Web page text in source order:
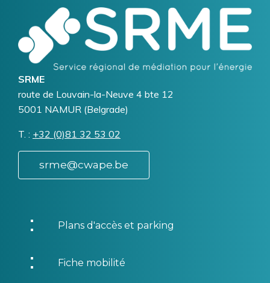
SRME
Addresse
route de Louvain-la-Neuve 4 bte 12
5001 NAMUR (Belgrade)
T. Téléphone
+32 (0)81 32 53 02
srme@cwape.be
Plans d'accès et parking
Fiche mobilité